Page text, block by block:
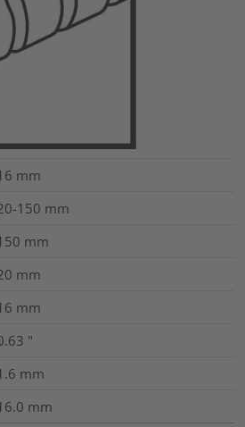
mm
150 mm
mm
mm
mm
"
mm
mm